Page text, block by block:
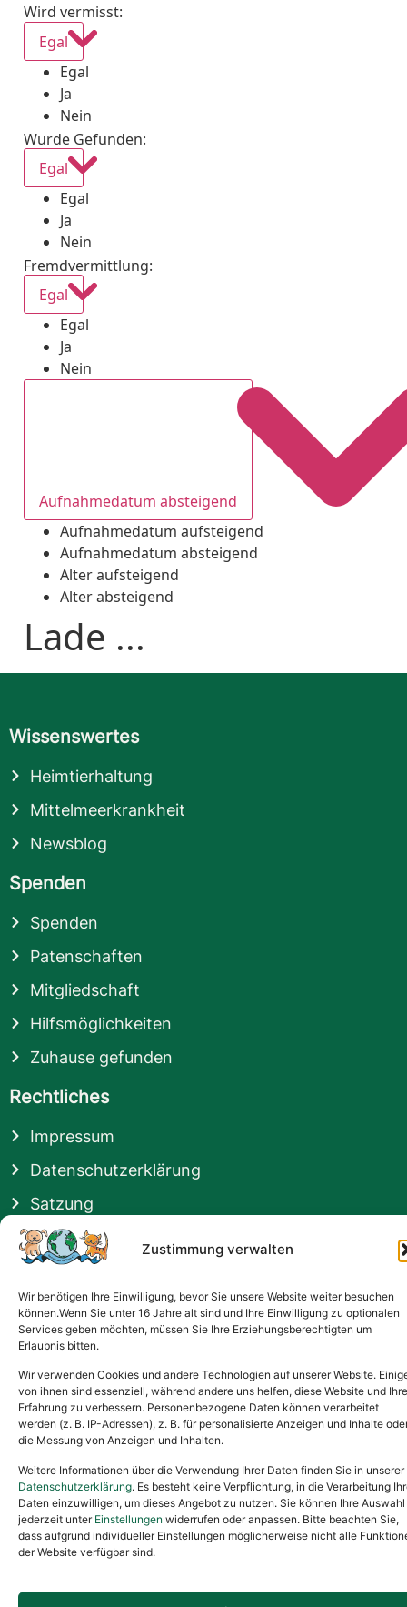
Zustimmung verwalten
Wir benötigen Ihre Einwilligung, bevor Sie unsere Website weiter besuchen
können.Wenn Sie unter 16 Jahre alt sind und Ihre Einwilligung zu optionalen
Services geben möchten, müssen Sie Ihre Erziehungsberechtigten um
Erlaubnis bitten.
Wir verwenden Cookies und andere Technologien auf unserer Website.
von ihnen sind essenziell, während andere uns helfen, diese Website und Ihre
Erfahrung zu verbessern. Personenbezogene Daten können verarbeitet
werden (z. B. IP-Adressen), z. B. für personalisierte Anzeigen und Inhalte
die Messung von Anzeigen und Inhalten.
Weitere Informationen über die Verwendung Ihrer Daten finden Sie in unserer
Datenschutzerklärung. Es besteht keine Verpflichtung, in die Verarbeitung
Daten einzuwilligen, um dieses Angebot zu nutzen. Sie können Ihre Auswahl
jederzeit unter Einstellungen widerrufen oder anpassen. Bitte beachten Sie,
dass aufgrund individueller Einstellungen möglicherweise nicht alle
der Website verfügbar sind.
Wird vermisst:
Egal
Egal
Ja
Nein
Wurde Gefunden:
Egal
Egal
Ja
Nein
Fremdvermittlung:
Egal
Egal
Ja
Nein
Aufnahmedatum absteigend
Aufnahmedatum aufsteigend
Aufnahmedatum absteigend
Alter aufsteigend
Alter absteigend
Lade ...
Wissenswertes
Heimtierhaltung
Mittelmeerkrankheit
Newsblog
Spenden
Spenden
Patenschaften
Mitgliedschaft
Hilfsmöglichkeiten
Zuhause gefunden
Rechtliches
Impressum
Datenschutzerklärung
Satzung
Vermittlung & Gebühren